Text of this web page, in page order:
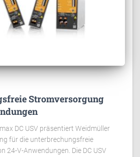
Stromversorgung
DC USV präsentiert Weidmüller
für die unterbrechungsfreie
24-V-Anwendungen. Die DC USV